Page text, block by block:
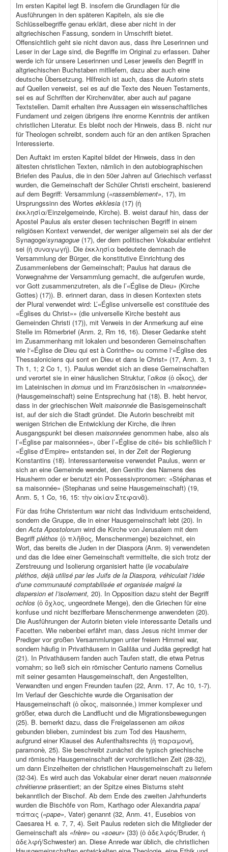
Im ersten Kapitel legt B. insofern die Grundlagen für die
Ausführungen in den späteren Kapiteln, als sie die
Schlüsselbegriffe genau erklärt, diese aber nicht in der
altgriechischen Fassung, sondern in Umschrift bietet.
Offensichtlich geht sie nicht davon aus, dass ihre Leserinnen und
Leser in der Lage sind, die Begriffe im Original zu erfassen. Daher
werde ich für unsere Leserinnen und Leser jeweils den Begriff in
altgriechischen Buchstaben mitliefern, dazu aber auch eine
deutsche Übersetzung. Hilfreich ist auch, dass die Autorin stets
auf Quellen verweist, sei es auf die Texte des Neuen Testaments,
sei es auf Schriften der Kirchenväter, aber auch auf pagane
Textstellen. Damit erhalten ihre Aussagen ein wissenschaftliches
Fundament und zeigen übrigens ihre enorme Kenntnis der antiken
christlichen Literatur. Es bleibt noch der Hinweis, dass B. nicht nur
für Theologen schreibt, sondern auch für an den antiken Sprachen
Interessierte.
Den Auftakt im ersten Kapitel bildet der Hinweis, dass in den
ältesten christlichen Texten, nämlich in den autobiographischen
Briefen des Paulus, die in den 50er Jahren auf Griechisch verfasst
wurden, die Gemeinschaft der Schüler Christi erscheint, basierend
auf dem Begriff: Versammlung («rassemblement», 17), im
Ursprungssinn des Wortes ekklesia (17) (ἡ
ἐκκλησία/Einzelgemeinde, Kirche). B. weist darauf hin, dass der
Apostel Paulus als erster diesen technischen Begriff in einem
religiösen Kontext verwendet, der weniger allgemein sei als der der
Synagoge/synagogue (17), der dem politischen Vokabular entlehnt
sei (ἡ συναγωγή). Die ἐκκλησία bedeutete demnach die
Versammlung der Bürger, die konstitutive Einrichtung des
Zusammenlebens der Gemeinschaft; Paulus hat daraus die
Vorwegnahme der Versammlung gemacht, die aufgerufen wurde,
vor Gott zusammenzutreten, als die l’«Église de Dieu» (Kirche
Gottes) (17)). B. erinnert daran, dass in diesen Kontexten stets
der Plural verwendet wird: L’«Église universelle est constituée des
«Églises du Christ»» (die universelle Kirche besteht aus
Gemeinden Christi (17)), mit Verweis in der Anmerkung auf eine
Stelle im Römerbrief (Anm. 2, Rm 16, 16). Dieser Gedanke steht
im Zusammenhang mit lokalen und besonderen Gemeinschaften
wie l‘«Église de Dieu qui est à Corinthe» ou comme l‘«Église des
Thessaloniciens qui sont en Dieu et dans le Christ» (17, Anm. 3, 1
Th 1, 1; 2 Co 1, 1). Paulus wendet sich an diese Gemeinschaften
und verortet sie in einer häuslichen Struktur, l’oikos (ὁ οἶκος), der
im Lateinischen in domus und im Französischen in «maisonnée»
(Hausgemeinschaft) seine Entsprechung hat (18). B. hebt hervor,
dass in der griechischen Welt maisonnée die Basisgemeinschaft
ist, auf der sich die Stadt gründet. Die Autorin beschreibt mit
wenigen Strichen die Entwicklung der Kirche, die ihren
Ausgangspunkt bei diesen maisonnées genommen habe, also als
l’«Église par maisonnées», über l’«Église de cité» bis schließlich l‘
«Église d‘Empire» entstanden sei, in der Zeit der Regierung
Konstantins (18). Interessanterweise verwendet Paulus, wenn er
sich an eine Gemeinde wendet, den Genitiv des Namens des
Hausherrn oder er benutzt ein Possessivpronomen: «Stéphanas et
sa maisonnée» (Stephanas und seine Hausgemeinschaft) (19,
Anm. 5, 1 Co, 16, 15: τὴν οἰκίαν Στεφανᾶ).
Für das frühe Christentum war nicht das Individuum entscheidend,
sondern die Gruppe, die in einer Hausgemeinschaft lebt (20). In
denActa Apostolorum wird die Kirche von Jerusalem mit dem
Begriff pléthos (ὁ πλῆθος, Menschenmenge) bezeichnet, ein
Wort, das bereits die Juden in der Diaspora (Anm. 9) verwendeten
und das die Idee einer Gemeinschaft vermittelte, die sich trotz der
Zerstreuung und Isolierung organisiert hatte (le vocabulaire
pléthos, déjà utilisé par les Juifs de la Diaspora, véhiculait l’idée
d’une communauté comptabilisée et organisée malgré la
dispersion et l’isolement, 20). In Opposition dazu steht der Begriff
ochlos (ὁ ὄχλος, ungeordnete Menge), den die Griechen für eine
konfuse und nicht bezifferbare Menschenmenge anwendeten (20).
Die Ausführungen der Autorin bieten viele interessante Details und
Facetten. Wie nebenbei erfährt man, dass Jesus nicht immer der
Prediger vor großen Versammlungen unter freiem Himmel war,
sondern häufig in Privathäusern in Galiläa und Judäa gepredigt hat
(21). In Privathäusern fanden auch Taufen statt, die etwa Petrus
vornahm; so ließ sich ein römischer Centurio namens Cornelius
mit seiner gesamten Hausgemeinschaft, den Angestellten,
Verwandten und engen Freunden taufen (22, Anm. 17, Ac 10, 1-7).
Im Verlauf der Geschichte wurde die Organisation der
Hausgemeinschaft (ὁ οἶκος, maisonnée,) immer komplexer und
größer, etwa durch die Landflucht und die Migrationsbewegungen
(25). B. bemerkt dazu, dass die Freigelassenen am oikos
gebunden blieben, zumindest bis zum Tod des Hausherrn,
aufgrund einer Klausel des Aufenthaltsrechts (ἡ παραμονή,
paramonè, 25). Sie beschreibt zunächst die typisch griechische
und römische Hausgemeinschaft der vorchristlichen Zeit (28-32),
um dann Einzelheiten der christlichen Hausgemeinschaft zu liefern
(32-34). Es wird auch das Vokabular einer derart neuen maisonnée
chrétienne präsentiert; an der Spitze eines Bistums steht
bekanntlich der Bischof. Ab dem Ende des zweiten Jahrhunderts
wurden die Bischöfe von Rom, Karthago oder Alexandria papa/
πάπας («pape», Vater) genannt (32, Anm. 41, Eusebios von
Caesarea H. e. 7, 7, 4). Seit Paulus redeten sich die Mitglieder der
Gemeinschaft als «frère» ou «soeur» (33) (ὁ ἀδελφός/Bruder, ἡ
ἀδελφή/Schwester) an. Diese Anrede war üblich, die christlichen